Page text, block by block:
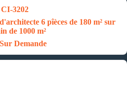
CI-3202
6 pîèces de 180 m² sur
de 1000 m²
Demande